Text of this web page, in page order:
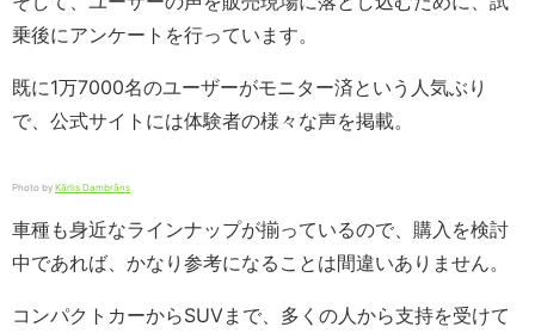
乗後にアンケートを行っています。
既に1万7000名のユーザーがモニター済という人気ぶり
で、公式サイトには体験者の様々な声を掲載。
Photo by Kārlis Dambrāns
車種も身近なラインナップが揃っているので、購入を検討
中であれば、かなり参考になることは間違いありません。
コンパクトカーからSUVまで、多くの人から支持を受けて